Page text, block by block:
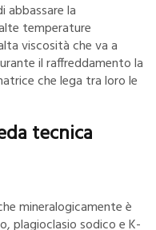
abbassare la
temperature
viscosità che va a
il raffreddamento la
che lega tra loro le
tecnica
mineralogicamente è
plagioclasio sodico e K-